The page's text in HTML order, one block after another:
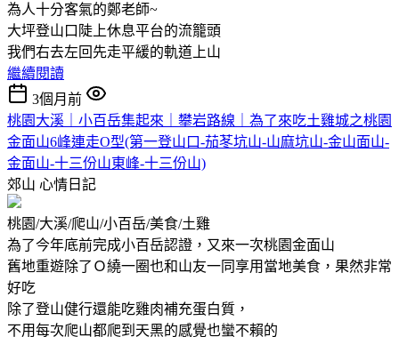
為人十分客氣的鄭老師~
大坪登山口陡上休息平台的流籠頭
我們右去左回先走平緩的軌道上山
繼續閱讀
3個月前
桃園大溪｜小百岳集起來｜攀岩路線｜為了來吃土雞城之桃園
金面山6峰連走O型(第一登山口-茄苳坑山-山麻坑山-金山面山-
金面山-十三份山東峰-十三份山)
郊山 心情日記
桃園/大溪/爬山/小百岳/美食/土雞
為了今年底前完成小百岳認證，又來一次桃園金面山
舊地重遊除了Ｏ繞一圈也和山友一同享用當地美食，果然非常
好吃
除了登山健行還能吃雞肉補充蛋白質，
不用每次爬山都爬到天黑的感覺也蠻不賴的